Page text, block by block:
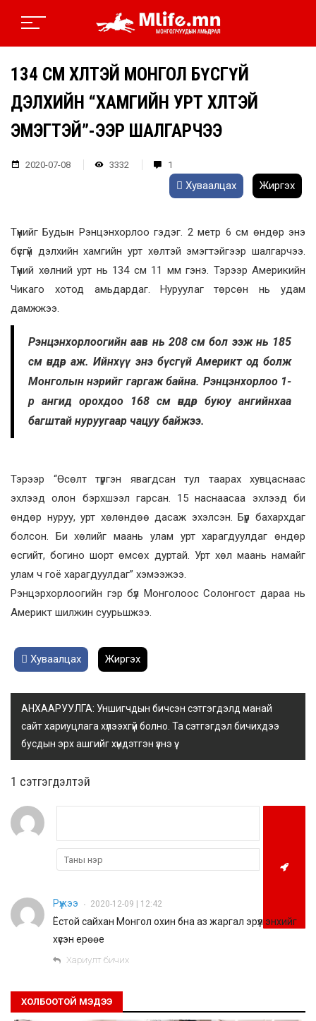
134 СМ ХӨЛТЭЙ МОНГОЛ БҮСГҮЙ
ДЭЛХИЙН “ХАМГИЙН УРТ ХӨЛТЭЙ
ЭМЭГТЭЙ”-ЭЭР ШАЛГАРЧЭЭ
2020-07-08 3332 1
Хуваалцах Жиргэх
Түүнийг Будын Рэнцэнхорлоо гэдэг. 2 метр 6 см өндөр энэ
бүсгүй дэлхийн хамгийн урт хөлтэй эмэгтэйгээр шалгарчээ.
Түүний хөлний урт нь 134 см 11 мм гэнэ. Тэрээр Америкийн
Чикаго хотод амьдардаг. Нуруулаг төрсөн нь удам
дамжжээ.
Рэнцэнхорлоогийн аав нь 208 см бол ээж нь 185
см өндөр аж. Ийнхүү энэ бүсгүй Америкт од болж
Монголын нэрийг гаргаж байна. Рэнцэнхорлоо 1-
р ангид орохдоо 168 см өндөр буюу ангийнхаа
багштай нуруугаар чацуу байжээ.
Тэрээр “Өсөлт түргэн явагдсан тул таарах хувцаснаас
эхлээд олон бэрхшээл гарсан. 15 наснаасаа эхлээд би
өндөр нуруу, урт хөлөндөө дасаж эхэлсэн. Бүр бахархдаг
болсон. Би хөлийг маань улам урт харагдуулдаг өндөр
өсгийт, богино шорт өмсөх дуртай. Урт хөл маань намайг
улам ч гоё харагдуулдаг” хэмээжээ.
Рэнцэрхорлоогийн гэр бүл Монголоос Солонгост дараа нь
Америкт шилжин суурьшжээ.
Хуваалцах Жиргэх
АНХААРУУЛГА: Уншигчдын бичсэн сэтгэгдэлд манай
сайт хариуцлага хүлээхгүй болно. Та сэтгэгдэл бичихдээ
бусдын эрх ашгийг хүндэтгэн үзнэ үү.
1 сэтгэгдэлтэй
Рүүжээ • 2020-12-09 | 12:42
Ёстой сайхан Монгол охин бна аз жаргал эрүүл энхийг
хүсэн ерөөе
Хариулт бичих
ХОЛБООТОЙ МЭДЭЭ